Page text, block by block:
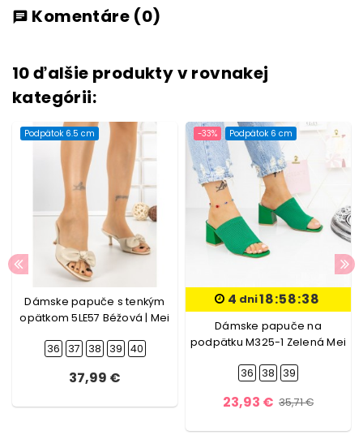
chat Komentáre (0)
10 ďalšie produkty v rovnakej
kategórii:
Podpätok 6.5 cm
Dámske papuče s tenkým
opätkom 5LE57 Béžová | Mei
36 37 38 39 40
37,99 €
-33% Podpätok 6 cm
4 dni18:58:38
Dámske papuče na
podpätku M325-1 Zelená Mei
36 38 39
23,93 € 35,71 €